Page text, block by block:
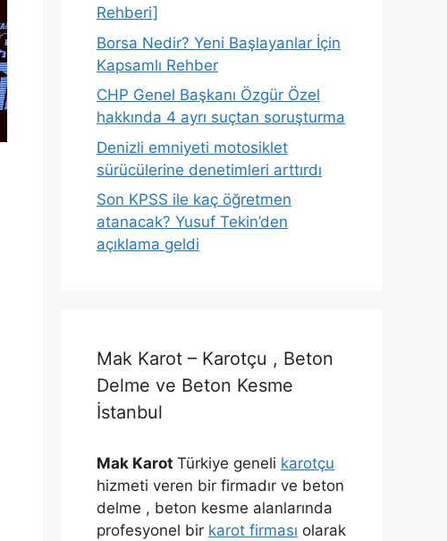
Rehberi]
Borsa Nedir? Yeni Başlayanlar İçin
Kapsamlı Rehber
CHP Genel Başkanı Özgür Özel
hakkında 4 ayrı suçtan soruşturma
Denizli emniyeti motosiklet
sürücülerine denetimleri arttırdı
Son KPSS ile kaç öğretmen
atanacak? Yusuf Tekin’den
açıklama geldi
Mak Karot – Karotçu , Beton
Delme ve Beton Kesme
İstanbul
Mak Karot Türkiye geneli karotçu
hizmeti veren bir firmadır ve beton
delme , beton kesme alanlarında
profesyonel bir karot firması olarak